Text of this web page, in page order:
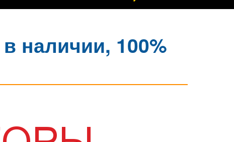
наличии, 100%